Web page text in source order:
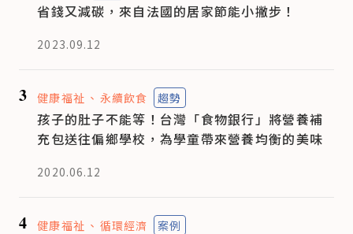
省錢又減碳，來自法國的居家節能小撇步！
2023.09.12
3 健康福祉 永續飲食 趨勢
孩子的肚子不能等！台灣「食物銀行」將營養補
充包送往偏鄉學校，為學童帶來營養均衡的美味
2020.06.12
4 健康福祉 循環經濟 案例